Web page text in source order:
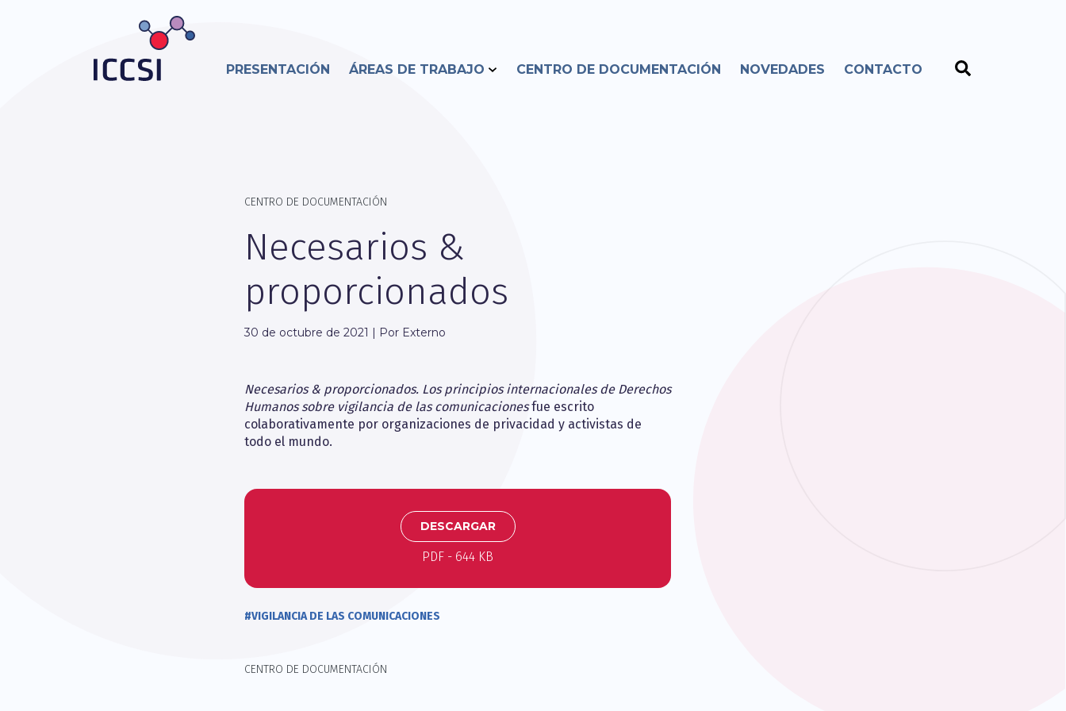
PRESENTACIÓN ÁREAS DE TRABAJO CENTRO DE DOCUMENTACIÓN NOVEDADES CONTACTO
CENTRO DE DOCUMENTACIÓN
Necesarios &
proporcionados
30 de octubre de 2021 | Por Externo
Necesarios & proporcionados. Los principios internacionales de Derechos
Humanos sobre vigilancia de las comunicacionesfue escrito
colaborativamente por organizaciones de privacidad y activistas de
todo el mundo.
DESCARGAR
PDF - 644 KB
#VIGILANCIA DE LAS COMUNICACIONES
CENTRO DE DOCUMENTACIÓN